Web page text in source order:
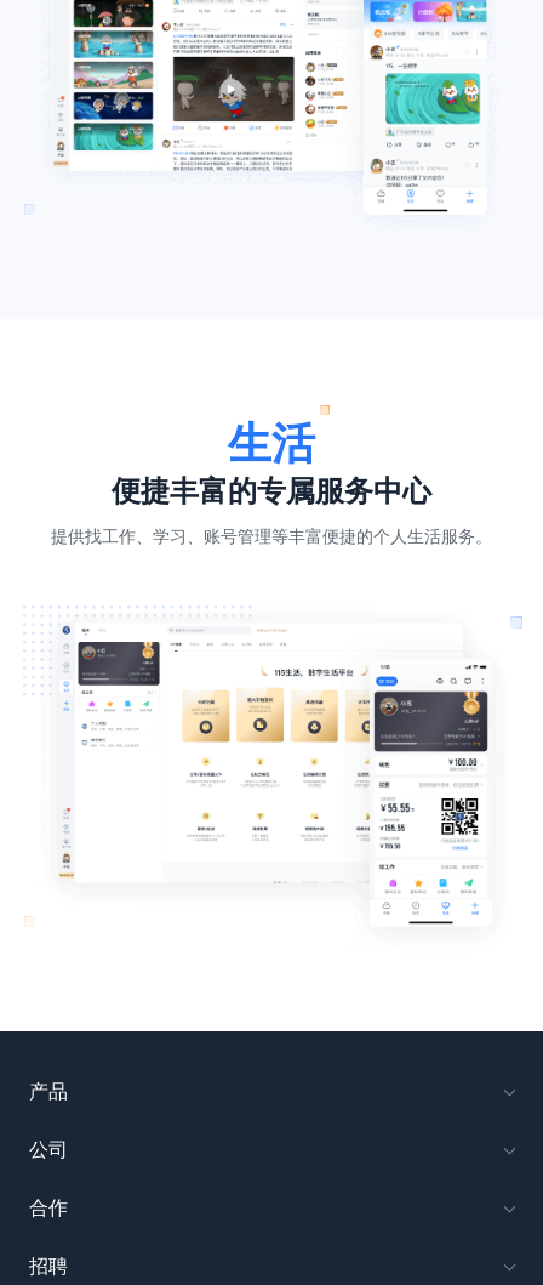
生活
便捷丰富的专属服务中心
提供找工作、学习、账号管理等丰富便捷的个人生活服务。
产品
公司
合作
招聘